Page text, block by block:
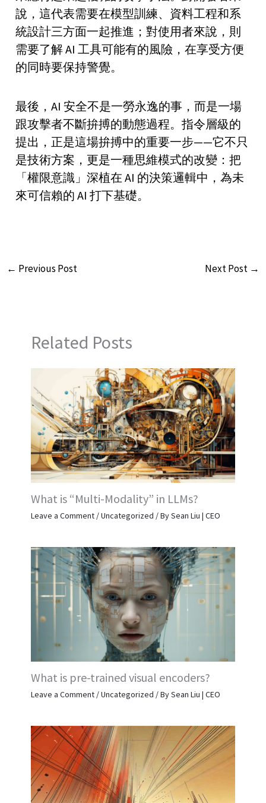
說，這代表需要在模型訓練、資料工程和系
統設計三方面一起推進；對使用者來說，則
需要了解 AI 工具可能有的風險，在享受方便
的同時要保持警覺。
最後，AI 安全不是一勞永逸的事，而是一場
跟攻擊者不斷拚搏的動態過程。指令層級的
提出，正是這場拚搏中的重要一步——它不只
是技術方案，更是一種思維模式的改變：把
「權限意識」深植在 AI 的決策邏輯中，為未
來可信賴的 AI 打下基礎。
← Previous Post Next Post →
Related Posts
What is “Multi-Modality” in LLMs?
Leave a Comment /Uncategorized / BySean Liu | CEO
What is pre-trained visual encoders?
Leave a Comment /Uncategorized / BySean Liu | CEO